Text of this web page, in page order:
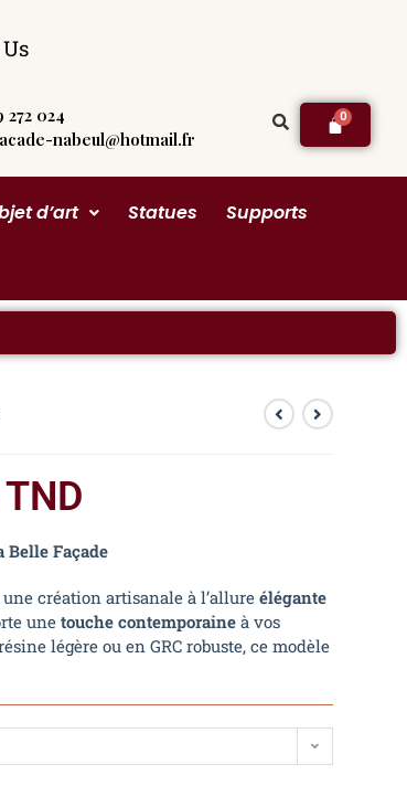
272 024
nabeul@hotmail.fr
d’art Statues
Supports
TND
Belle Façade
une création artisanale à l’allureélégante
une touche contemporaineà vos
légère ou en GRC robuste, ce modèle